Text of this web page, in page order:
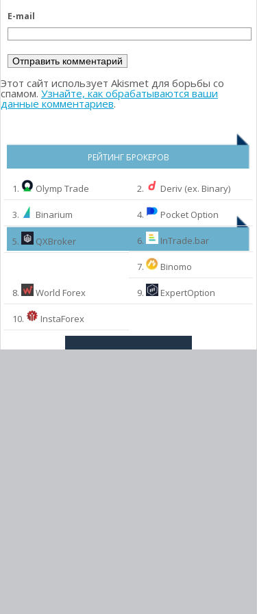
E-mail
Этот сайт использует Akismet для борьбы со
спамом. Узнайте, как обрабатываются ваши
данные комментариев.
РЕЙТИНГ БРОКЕРОВ
1. Olymp Trade 2. Deriv (ex. Binary)
3. Binarium 4. Pocket Option
5. QXBroker 6. InTrade.bar
7. Binomo
8. World Forex 9. ExpertOption
10. InstaForex